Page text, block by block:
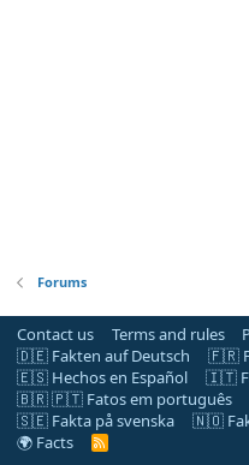
Forums
Contact us Terms and rules
🇩🇪 Fakten auf Deutsch
🇫🇷
🇪🇸 Hechos en Español
🇮🇹
🇧🇷 🇵🇹 Fatos em português
🇸🇪 Fakta på svenska
🇳🇴
🌍 Facts
R